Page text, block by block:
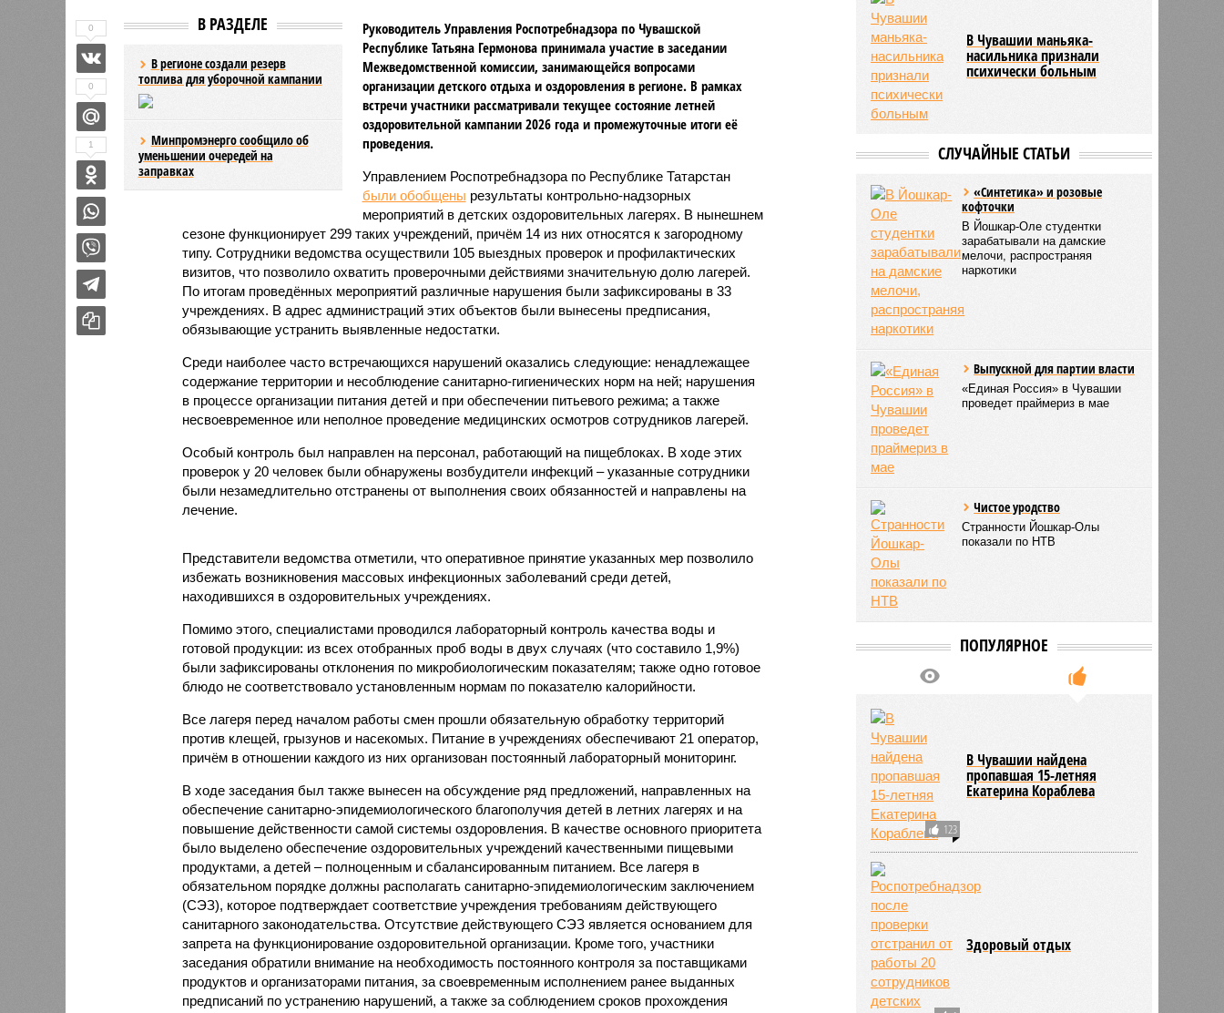
В РАЗДЕЛЕ
В регионе создали резерв
топлива для уборочной кампании
Минпромэнерго сообщило об
уменьшении очередей на
заправках
Руководитель Управления Роспотребнадзора по Чувашской
Республике Татьяна Гермонова принимала участие в заседании
Межведомственной комиссии, занимающейся вопросами
организации детского отдыха и оздоровления в регионе. В рамках
встречи участники рассматривали текущее состояние летней
оздоровительной кампании 2026 года и промежуточные итоги её
проведения.
Управлением Роспотребнадзора по Республике Татарстан
были обобщены результаты контрольно-надзорных
мероприятий в детских оздоровительных лагерях. В нынешнем
сезоне функционирует 299 таких учреждений, причём 14 из них относятся к загородному
типу. Сотрудники ведомства осуществили 105 выездных проверок и профилактических
визитов, что позволило охватить проверочными действиями значительную долю лагерей.
По итогам проведённых мероприятий различные нарушения были зафиксированы в 33
учреждениях. В адрес администраций этих объектов были вынесены предписания,
обязывающие устранить выявленные недостатки.
Среди наиболее часто встречающихся нарушений оказались следующие: ненадлежащее
содержание территории и несоблюдение санитарно-гигиенических норм на ней; нарушения
в процессе организации питания детей и при обеспечении питьевого режима; а также
несвоевременное или неполное проведение медицинских осмотров сотрудников лагерей.
Особый контроль был направлен на персонал, работающий на пищеблоках. В ходе этих
проверок у 20 человек были обнаружены возбудители инфекций – указанные сотрудники
были незамедлительно отстранены от выполнения своих обязанностей и направлены на
лечение.
Представители ведомства отметили, что оперативное принятие указанных мер позволило
избежать возникновения массовых инфекционных заболеваний среди детей,
находившихся в оздоровительных учреждениях.
Помимо этого, специалистами проводился лабораторный контроль качества воды и
готовой продукции: из всех отобранных проб воды в двух случаях (что составило 1,9%)
были зафиксированы отклонения по микробиологическим показателям; также одно готовое
блюдо не соответствовало установленным нормам по показателю калорийности.
Все лагеря перед началом работы смен прошли обязательную обработку территорий
против клещей, грызунов и насекомых. Питание в учреждениях обеспечивают 21 оператор,
причём в отношении каждого из них организован постоянный лабораторный мониторинг.
В ходе заседания был также вынесен на обсуждение ряд предложений, направленных на
обеспечение санитарно-эпидемиологического благополучия детей в летних лагерях и на
повышение действенности самой системы оздоровления. В качестве основного приоритета
было выделено обеспечение оздоровительных учреждений качественными пищевыми
продуктами, а детей – полноценным и сбалансированным питанием. Все лагеря в
обязательном порядке должны располагать санитарно-эпидемиологическим заключением
(СЭЗ), которое подтверждает соответствие учреждения требованиям действующего
санитарного законодательства. Отсутствие действующего СЭЗ является основанием для
запрета на функционирование оздоровительной организации. Кроме того, участники
заседания обратили внимание на необходимость постоянного контроля за поставщиками
продуктов и организаторами питания, за своевременным исполнением ранее выданных
предписаний по устранению нарушений, а также за соблюдением сроков прохождения
0
0
1
В Чувашии маньяка-
насильника признали
психически больным
СЛУЧАЙНЫЕ СТАТЬИ
«Синтетика» и розовые
кофточки
В Йошкар-Оле студентки
зарабатывали на дамские
мелочи, распространяя
наркотики
Выпускной для партии власти
«Единая Россия» в Чувашии
проведет праймериз в мае
Чистое уродство
Странности Йошкар-Олы
показали по НТВ
ПОПУЛЯРНОЕ
123
В Чувашии найдена
пропавшая 15-летняя
Екатерина Кораблева
Здоровый отдых